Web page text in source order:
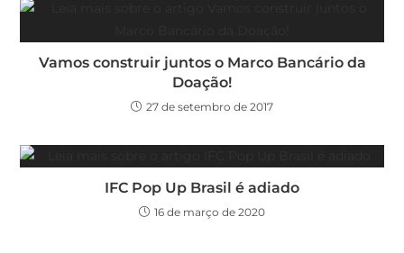
Vamos construir juntos o Marco Bancário da
Doação!
27 de setembro de 2017
IFC Pop Up Brasil é adiado
16 de março de 2020